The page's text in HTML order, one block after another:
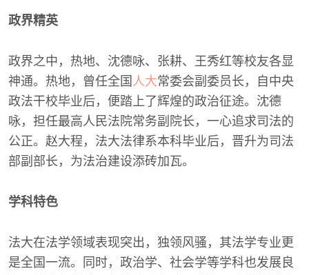
政界精英
政界之中，热地、沈德咏、张耕、王秀红等校友各显
神通。热地，曾任全国 人大常委会副委员长，自中央
政法干校毕业后，便踏上了辉煌的政治征途。沈德
咏，担任最高人民法院常务副院长，一心追求司法的
公正。赵大程，法大法律系本科毕业后，晋升为司法
部副部长，为法治建设添砖加瓦。
学科特色
法大在法学领域表现突出，独领风骚，其法学专业更
是全国一流。同时，政治学、社会学等学科也发展良